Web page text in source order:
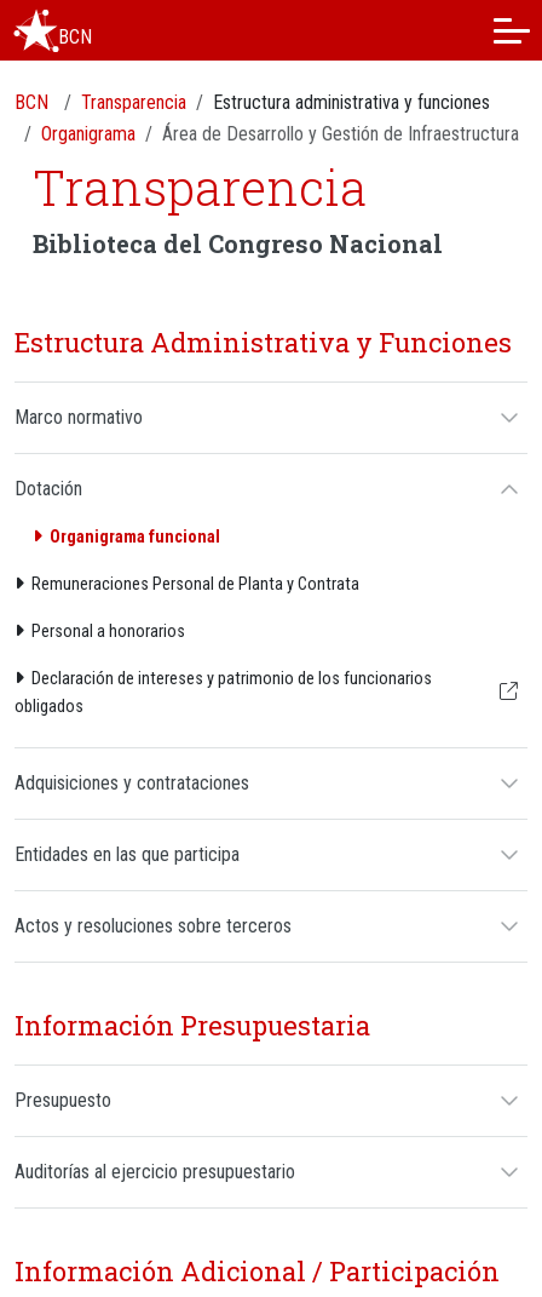
BCN
BCN Transparencia
Estructura administrativa y funciones
Organigrama
Área de Desarrollo y Gestión de Infraestructura
Transparencia
Biblioteca del Congreso Nacional
Estructura Administrativa y Funciones
Marco normativo
Dotación
Organigrama funcional
Remuneraciones Personal de Planta y Contrata
Personal a honorarios
Declaración de intereses y patrimonio de los funcionarios
obligados
Adquisiciones y contrataciones
Entidades en las que participa
Actos y resoluciones sobre terceros
Información Presupuestaria
Presupuesto
Auditorías al ejercicio presupuestario
Información Adicional / Participación